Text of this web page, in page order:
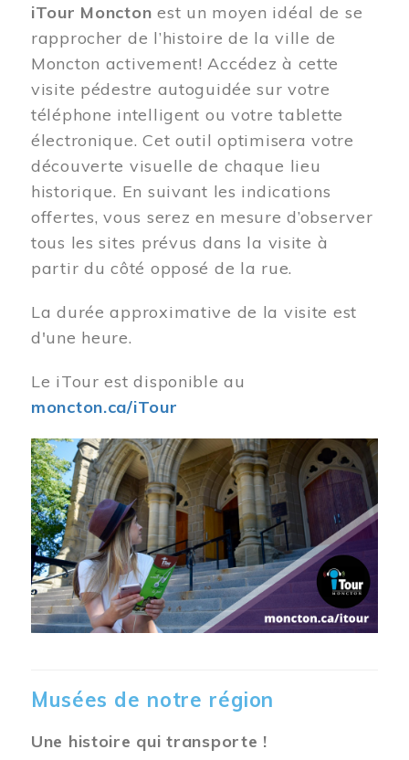
iTour Moncton est un moyen idéal de se
rapprocher de l’histoire de la ville de
Moncton activement! Accédez à cette
visite pédestre autoguidée sur votre
téléphone intelligent ou votre tablette
électronique. Cet outil optimisera votre
découverte visuelle de chaque lieu
historique. En suivant les indications
offertes, vous serez en mesure d’observer
tous les sites prévus dans la visite à
partir du côté opposé de la rue.
La durée approximative de la visite est
d'une heure.
Le iTour est disponible au
moncton.ca/iTour
Musées de notre région
Une histoire qui transporte !